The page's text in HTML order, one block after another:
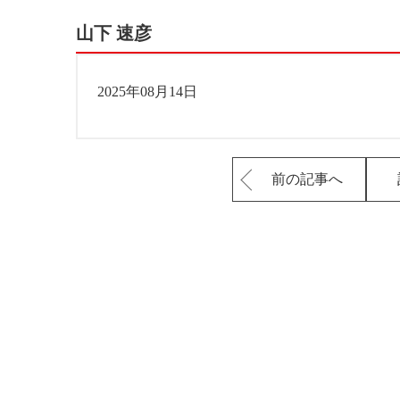
山下 速彦
2025年08月14日
前の記事へ